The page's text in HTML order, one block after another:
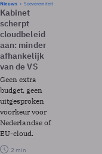
Nieuws Soevereiniteit
Kabinet
scherpt
cloudbeleid
aan: minder
afhankelijk
van de VS
Geen extra
budget, geen
uitgesproken
voorkeur voor
Nederlandse of
EU-cloud.
2 min